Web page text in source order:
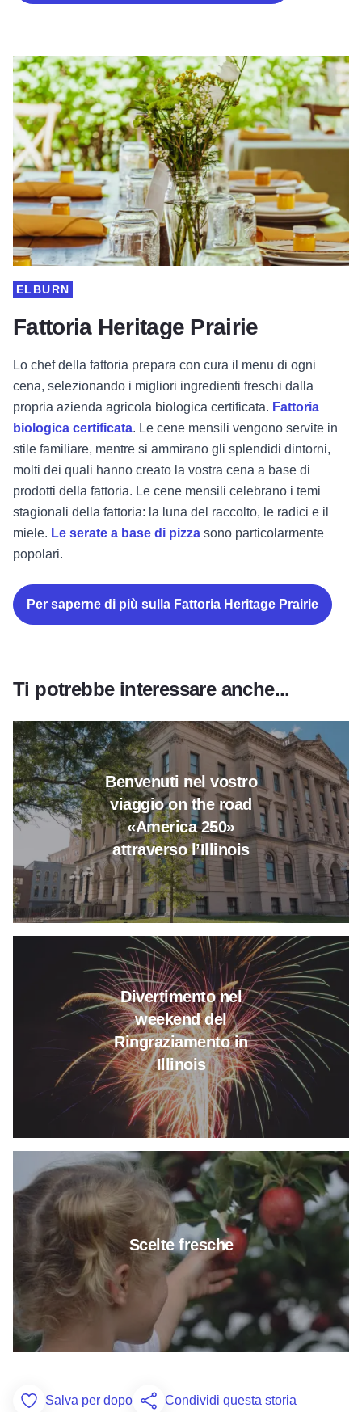
Fattoria Heritage Prairie
ELBURN
Lo chef della fattoria prepara con cura il menu di ogni
cena, selezionando i migliori ingredienti freschi dalla
propria azienda agricola biologica certificata. Fattoria
biologica certificata. Le cene mensili vengono servite in
stile familiare, mentre si ammirano gli splendidi dintorni,
molti dei quali hanno creato la vostra cena a base di
prodotti della fattoria. Le cene mensili celebrano i temi
stagionali della fattoria: la luna del raccolto, le radici e il
miele. Le serate a base di pizza sono particolarmente
popolari.
Per saperne di più sulla Fattoria Heritage Prairie
Ti potrebbe interessare anche...
Benvenuti nel vostro
viaggio on the road
«America 250»
attraverso l’Illinois
Per saperne di più su
Divertimento nel
weekend del
Ringraziamento in
Illinois
Leggi tutto su Divertimento nel
Scelte fresche
Per saperne di più su Fresh
Add to Favorites
Salva per dopo Condividi questa storia